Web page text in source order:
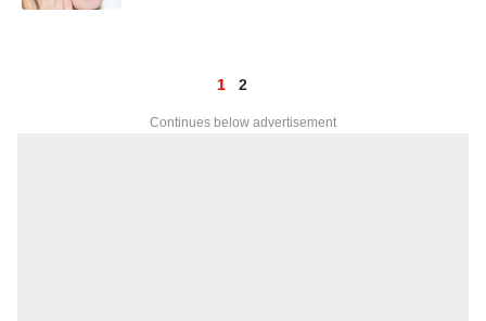
1 2
Continues below advertisement